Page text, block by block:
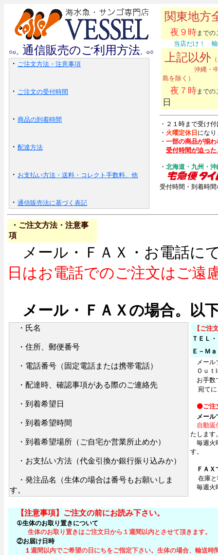
○o。 通信販売のご利用方法。 o○
・ ご注文方法・注意事項
・ ご注文の受付時間
・ 商品の到着時間
・ 配達方法
・ お支払い方法・送料・コレクト手数料、他
・ 通信販売法に基づく表記
関東地方
夜９時までの
当店だけ！ 輸送
上記以外
沖縄・中国
島を除く）
夜７時までの
日
・２１時まで受け
・ 火曜定休日 にな
・ 一部の商品が揃
受付時間が迫った
・ 北海道・九州・沖
受付時間・到着時
・ ご注文方法・注意事
項
メール・ＦＡＸ・お電話に
日はお電話でのご注文はご遠
メール・ＦＡＸの場合。以
・氏名
・住所、郵便番号
・電話番号（固定電話または携帯電話）
・配達時、確認事項がある際のご連絡先
・到着希望日
・到着希望時間
・到着希望場所（ご自宅か営業所止めか）
・お支払い方法（代金引換か銀行振り込みか）
・発注品名（生体の場合は番号もお願いしま
す。
【ご注
ＴＥＬ
Ｅ－Ｍ
メール
Ｏｕｔ
お手数
宛て
⚫ご注
メール
自動返
たします
毎週火
す。
ＦＡＸ
在庫
毎週火
【注意事項】ご注文の前にお読み下さい。
①生体のお取り置きについて
生体のお取り置きはご注文日から１週間以内とさせて頂きます。
②お届け日時
１週間以内でご希望の日にちをご指定下さい。生体の場合、輸送